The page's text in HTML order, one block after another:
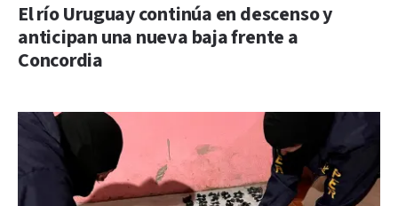
El río Uruguay continúa en descenso y
anticipan una nueva baja frente a
Concordia